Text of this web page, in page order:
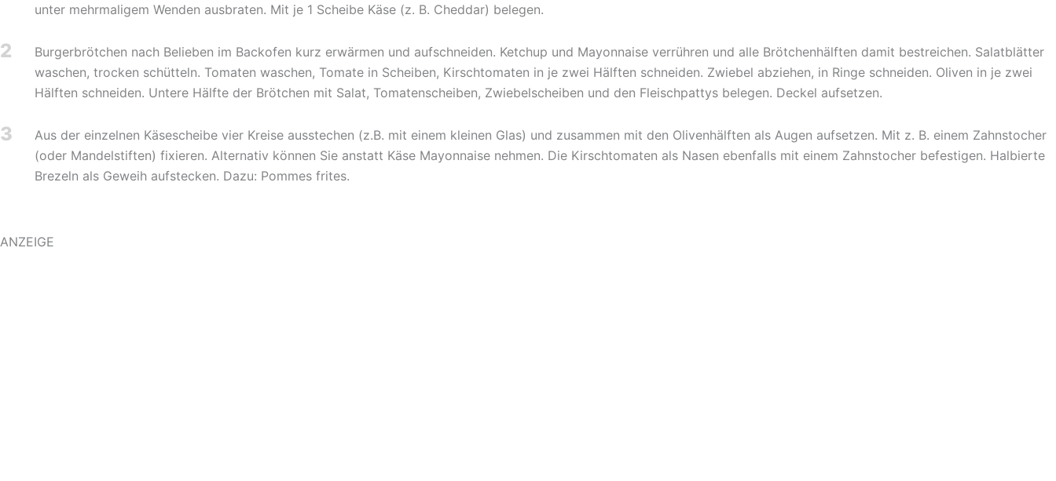
unter mehrmaligem Wenden ausbraten. Mit je 1 Scheibe Käse (z. B. Cheddar) belegen.
2
Burgerbrötchen nach Belieben im Backofen kurz erwärmen und aufschneiden. Ketchup und Mayonnaise verrühren und alle Brötchenhälften damit bestreichen. Salatblätter
waschen, trocken schütteln. Tomaten waschen, Tomate in Scheiben, Kirschtomaten in je zwei Hälften schneiden. Zwiebel abziehen, in Ringe schneiden. Oliven in je zwei
Hälften schneiden. Untere Hälfte der Brötchen mit Salat, Tomatenscheiben, Zwiebelscheiben und den Fleischpattys belegen. Deckel aufsetzen.
3
Aus der einzelnen Käsescheibe vier Kreise ausstechen (z.B. mit einem kleinen Glas) und zusammen mit den Olivenhälften als Augen aufsetzen. Mit z. B. einem Zahnstocher
(oder Mandelstiften) fixieren. Alternativ können Sie anstatt Käse Mayonnaise nehmen. Die Kirschtomaten als Nasen ebenfalls mit einem Zahnstocher befestigen. Halbierte
Brezeln als Geweih aufstecken. Dazu: Pommes frites.
ANZEIGE